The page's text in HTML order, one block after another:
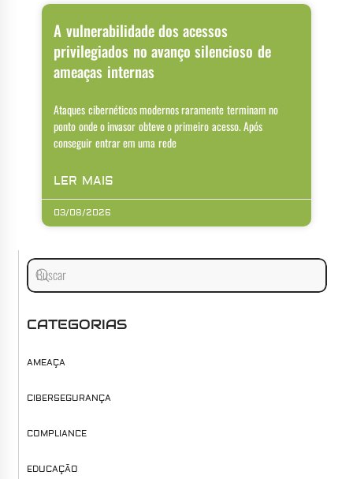
A vulnerabilidade dos acessos
privilegiados no avanço silencioso de
ameaças internas
Ataques cibernéticos modernos raramente terminam no
ponto onde o invasor obteve o primeiro acesso. Após
conseguir entrar em uma rede
LER MAIS
03/08/2026
CATEGORIAS
AMEAÇA
CIBERSEGURANÇA
COMPLIANCE
EDUCAÇÃO